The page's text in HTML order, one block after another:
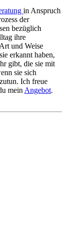
in Anspruch
der
bezüglich
ihre
und Weise
erkannt haben,
gibt, die sie mit
sie sich
Ich freue
mein Angebot.